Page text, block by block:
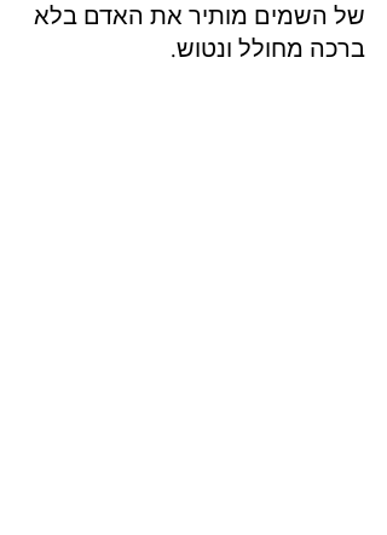
של השמים מותיר את האדם בלא
ברכה מחולל ונטוש.